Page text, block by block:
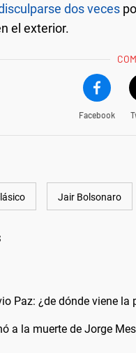
dos veces
el exterior.
Facebook
Jair Bolsonaro
Paz: ¿de dónde viene
a la muerte de Jorge